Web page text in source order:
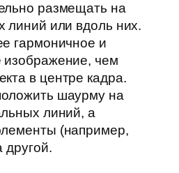
размещать на
линий или вдоль них.
гармоничное и
изображение, чем
в центре кадра.
шаурму на
линий, а
(например,
другой.